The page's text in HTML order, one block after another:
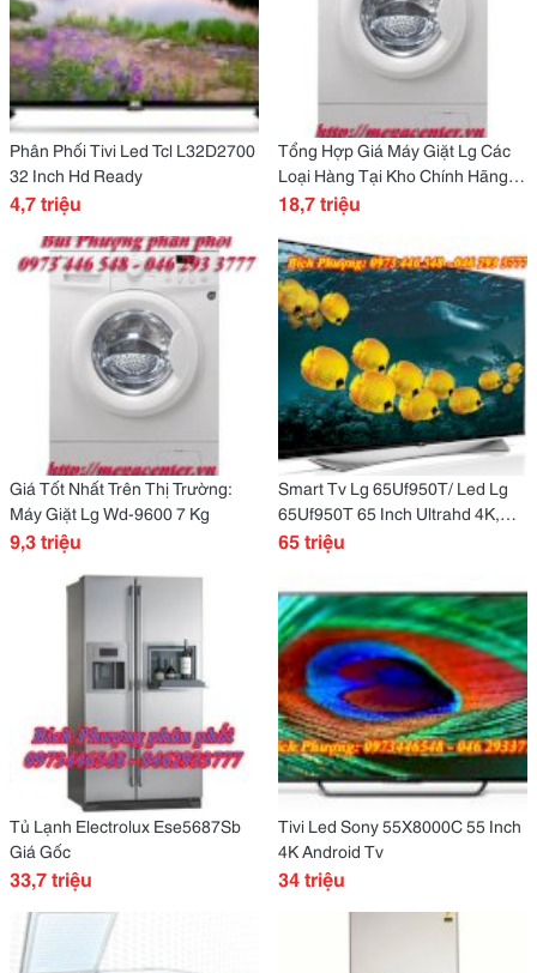
Phân Phối Tivi Led Tcl L32D2700
32 Inch Hd Ready
4,7 triệu
Tổng Hợp Giá Máy Giặt Lg Các
Loại Hàng Tại Kho Chính Hãng
Giá Cực Rẻ
18,7 triệu
Giá Tốt Nhất Trên Thị Trường:
Máy Giặt Lg Wd-9600 7 Kg
9,3 triệu
Smart Tv Lg 65Uf950T/ Led Lg
65Uf950T 65 Inch Ultrahd 4K,
Internet Tv
65 triệu
Tủ Lạnh Electrolux Ese5687Sb
Giá Gốc
33,7 triệu
Tivi Led Sony 55X8000C 55 Inch
4K Android Tv
34 triệu